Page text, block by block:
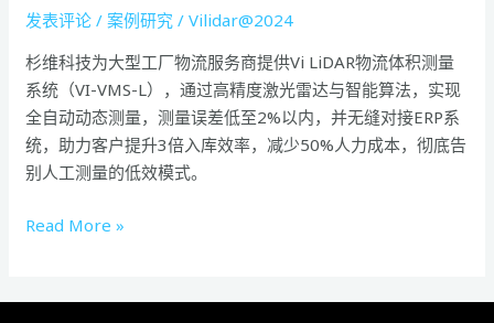
发表评论 /案例研究 /Vilidar@2024
杉维科技为大型工厂物流服务商提供Vi LiDAR物流体积测量
系统（VI-VMS-L），通过高精度激光雷达与智能算法，实现
全自动动态测量，测量误差低至2%以内，并无缝对接ERP系
统，助力客户提升3倍入库效率，减少50%人力成本，彻底告
别人工测量的低效模式。
全
动
化
入
库
登
Read More »